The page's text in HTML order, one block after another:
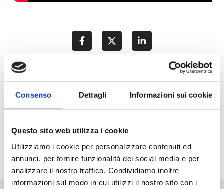
Consenso Dettagli Informazioni sui cookie
Questo sito web utilizza i cookie
Utilizziamo i cookie per personalizzare contenuti ed
annunci, per fornire funzionalità dei social media e per
analizzare il nostro traffico. Condividiamo inoltre
informazioni sul modo in cui utilizzi il nostro sito con i
Leggi anche
Navigazione
Confezionatrice
Salvaspesa